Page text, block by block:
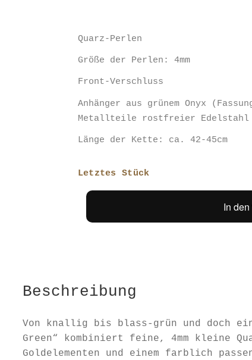
Quarz-Perlen
Größe der Perlen: 4mm
Front-Verschluss
Anhänger aus grünem Onyx
Metallteile rostfreier Edelstahl
Länge der Kette: ca. 42-45cm
Letztes Stück
In
Beschreibung
Von knallig bis blass-grün und doch
Green“ kombiniert feine, 4mm kleine
Goldelementen und einem farblich